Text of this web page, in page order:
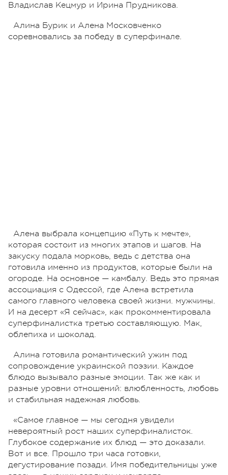
Владислав Кецмур и Ирина Прудникова.
Алина Бурик и Алена Московченко
соревновались за победу в суперфинале.
Алена выбрала концепцию «Путь к мечте»,
которая состоит из многих этапов и шагов. На
закуску подала морковь, ведь с детства она
готовила именно из продуктов, которые были на
огороде. На основное — камбалу. Ведь это прямая
ассоциация с Одессой, где Алена встретила
самого главного человека своей жизни. мужчины.
И на десерт «Я сейчас», как прокомментировала
суперфиналистка третью составляющую. Мак,
облепиха и шоколад.
Алина готовила романтический ужин под
сопровождение украинской поэзии. Каждое
блюдо вызывало разные эмоции. Так же как и
разные уровни отношений: влюбленность, любовь
и стабильная надежная любовь.
«Самое главное — мы сегодня увидели
невероятный рост наших суперфиналисток.
Глубокое содержание их блюд — это доказали.
Вот и все. Прошло три часа готовки,
дегустирование позади. Имя победительницы уже